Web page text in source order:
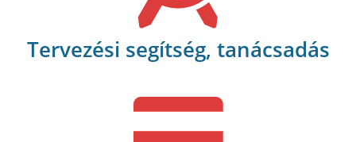
Tervezési segítség, tanácsadás